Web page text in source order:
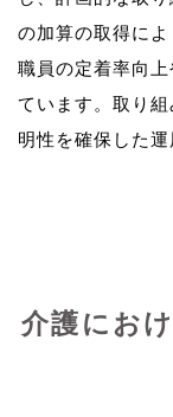
の加算の取得によ
職員の定着率向
ています。取り
介護にお